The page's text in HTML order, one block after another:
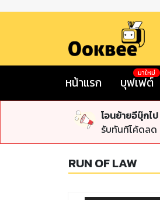
หน้าแรก บุฟเฟต์
มาใหม่
โอนย้ายอีบุ๊กไ
รับทันทีโค้ดลด
RUN OF LAW